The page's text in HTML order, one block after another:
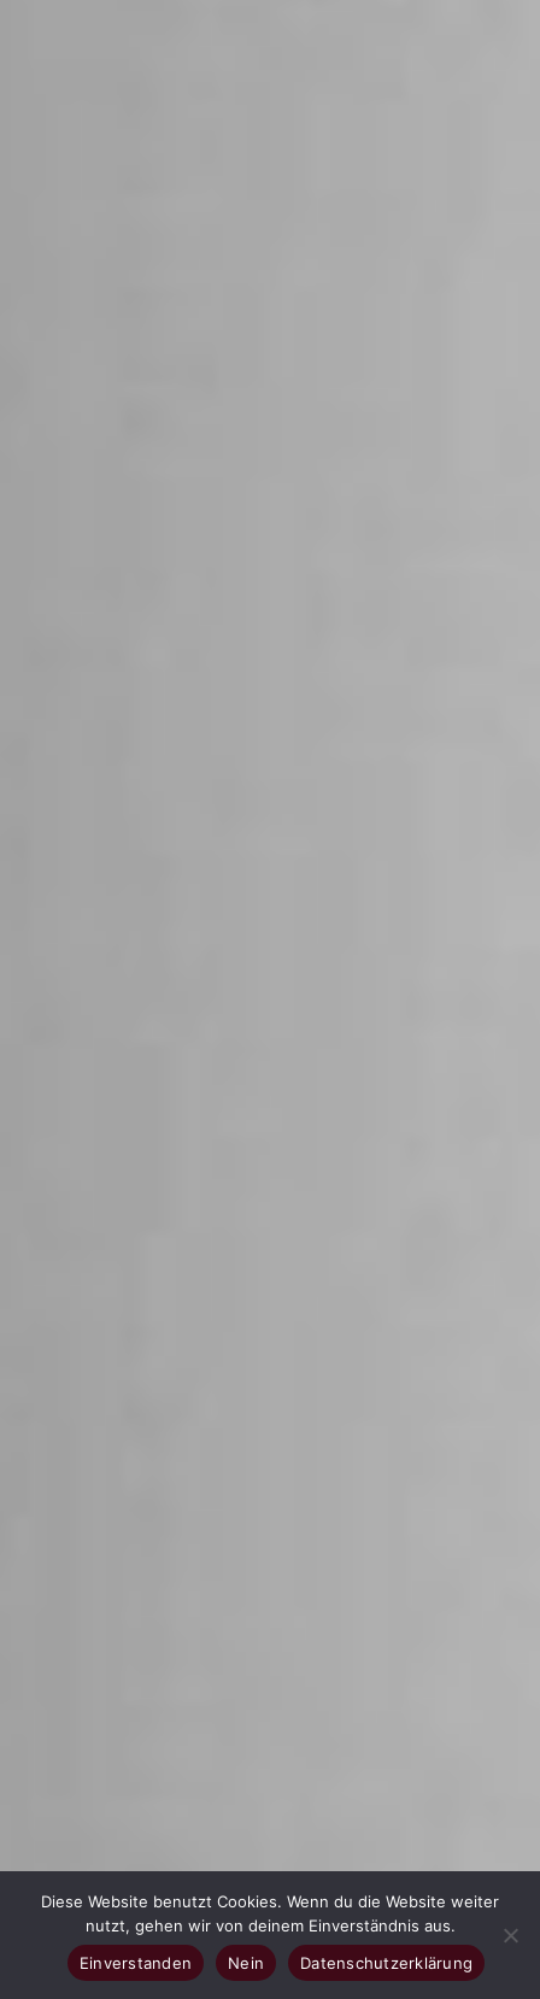
Diese Website benutzt Cookies. Wenn du die Website weiter
nutzt, gehen wir von deinem Einverständnis aus.
Einverstanden
Nein Datenschutzerklärung